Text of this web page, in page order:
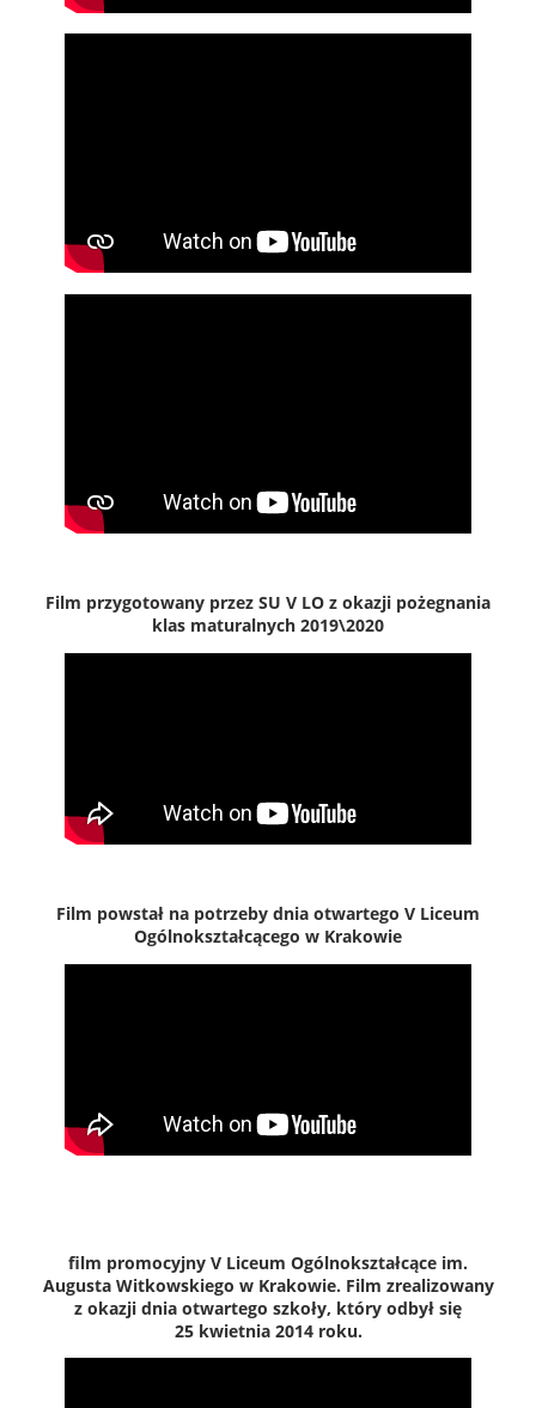
Film przygotowany przez SU V LO z okazji pożegnania
klas maturalnych 2019\2020
Film powstał na potrzeby dnia otwartego V Liceum
Ogólnokształcącego w Krakowie
film promocyjny V Liceum Ogólnokształcące im.
Augusta Witkowskiego w Krakowie. Film zrealizowany
z okazji dnia otwartego szkoły, który odbył się
25 kwietnia 2014 roku.